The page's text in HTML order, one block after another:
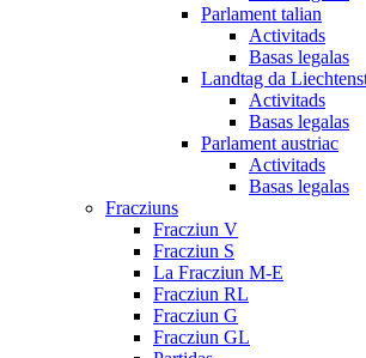
Parlament talian
Activitads
Basas legalas
Landtag da
Activitads
Basas legalas
Parlament austriac
Activitads
Basas legalas
Fracziuns
Fracziun V
Fracziun S
La Fracziun M-E
Fracziun RL
Fracziun G
Fracziun GL